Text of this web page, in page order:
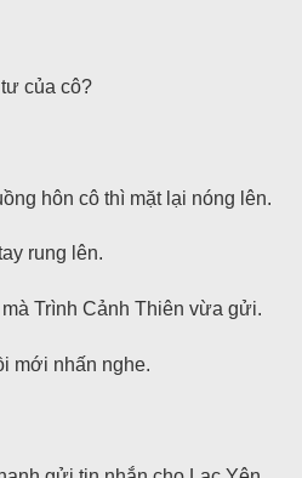
của cô?
hôn cô thì mặt lại nóng lên.
rung lên.
Trình Cảnh Thiên vừa gửi.
mới nhấn nghe.